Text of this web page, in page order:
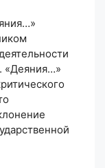
«Деяния…»